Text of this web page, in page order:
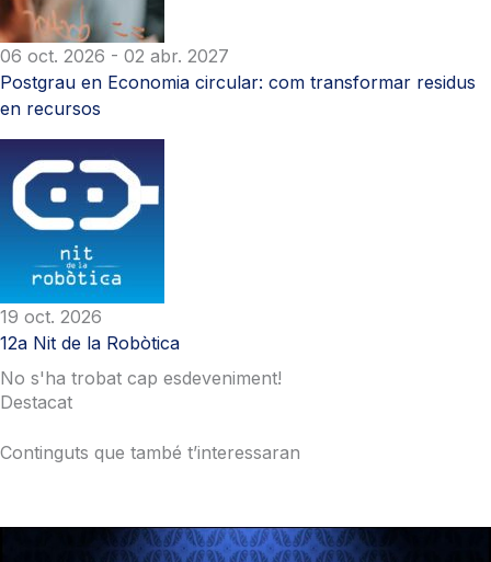
06 oct. 2026 - 02 abr. 2027
Postgrau en Economia circular: com transformar residus
en recursos
19 oct. 2026
12a Nit de la Robòtica
No s'ha trobat cap esdeveniment!
Destacat
Continguts que també t’interessaran